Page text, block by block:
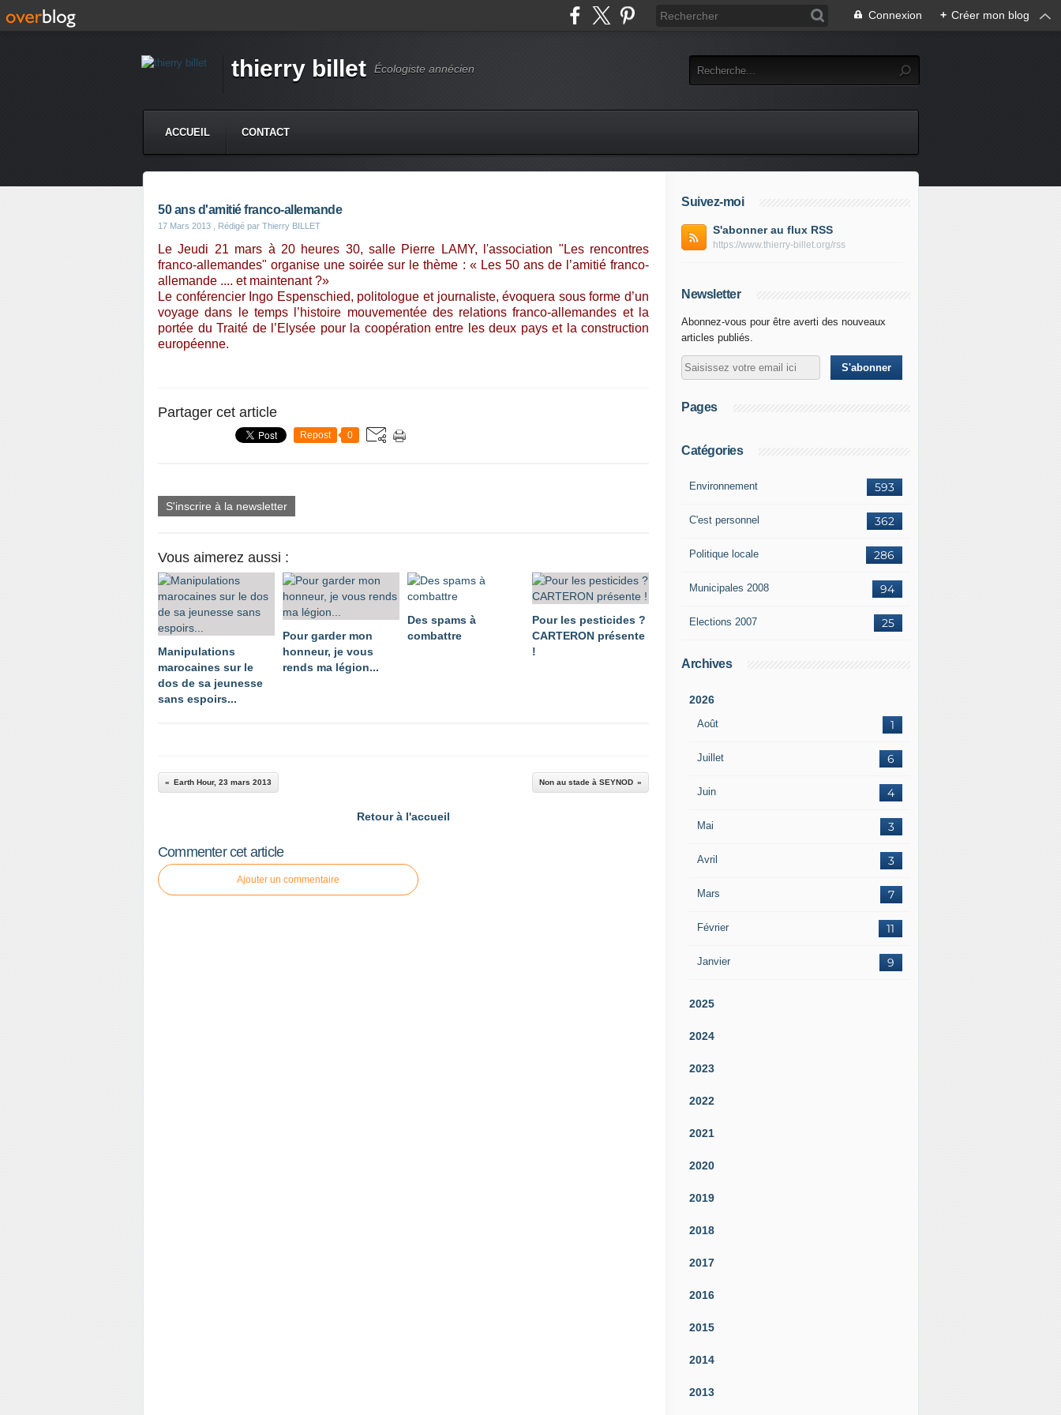
Connexion + Créer mon blog
thierry billet Écologiste annécien
ACCUEIL CONTACT
50 ans d'amitié franco-allemande
17 Mars 2013 , Rédigé par Thierry BILLET
Le Jeudi 21 mars à 20 heures 30, salle Pierre LAMY, l'association "Les rencontres
franco-allemandes" organise une soirée sur le thème : « Les 50 ans de l’amitié franco-
allemande .... et maintenant ?»
Le conférencier Ingo Espenschied, politologue et journaliste, évoquera sous forme d’un
voyage dans le temps l’histoire mouvementée des relations franco-allemandes et la
portée du Traité de l’Elysée pour la coopération entre les deux pays et la construction
européenne.
Partager cet article
Repost 0
S'inscrire à la newsletter
Vous aimerez aussi :
Manipulations
marocaines sur le
dos de sa jeunesse
sans espoirs...
Pour garder mon
honneur, je vous
rends ma légion...
Des spams à
combattre
Pour les pesticides ?
CARTERON présente
!
Earth Hour, 23 mars 2013 Non au stade à SEYNOD
Retour à l'accueil
Commenter cet article
Ajouter un commentaire
Suivez-moi
S'abonner au flux RSS
https://www.thierry-billet.org/rss
Newsletter
Abonnez-vous pour être averti des nouveaux
articles publiés.
Pages
Catégories
593
Environnement
362
C'est personnel
286
Politique locale
94
Municipales 2008
25
Elections 2007
Archives
2026
Août 1
Juillet 6
Juin 4
Mai 3
Avril 3
Mars 7
Février 11
Janvier 9
2025
2024
2023
2022
2021
2020
2019
2018
2017
2016
2015
2014
2013